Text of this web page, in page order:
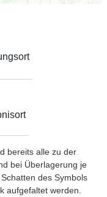
bereits alle zu der
bei Überlagerung je
des Symbols
aufgefaltet werden.